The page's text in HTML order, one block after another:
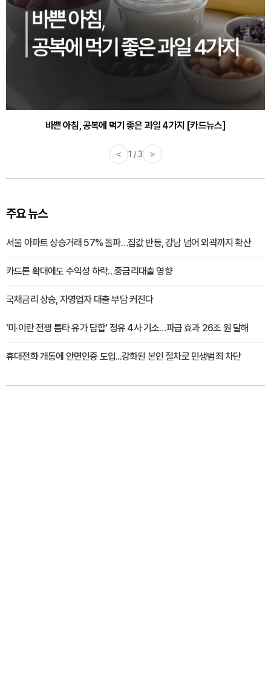
바쁜 아침, 공복에 먹기 좋은 과일 4가지 [카드뉴스]
< 1 / 3 >
주요 뉴스
서울 아파트 상승거래 57% 돌파…집값 반등, 강남 넘어 외곽까지 확산
카드론 확대에도 수익성 하락…중금리대출 영향
국채금리 상승, 자영업자 대출 부담 커진다
'미·이란 전쟁 틈타 유가 담합' 정유 4사 기소…파급 효과 26조 원 달해
휴대전화 개통에 안면인증 도입...강화된 본인 절차로 민생범죄 차단